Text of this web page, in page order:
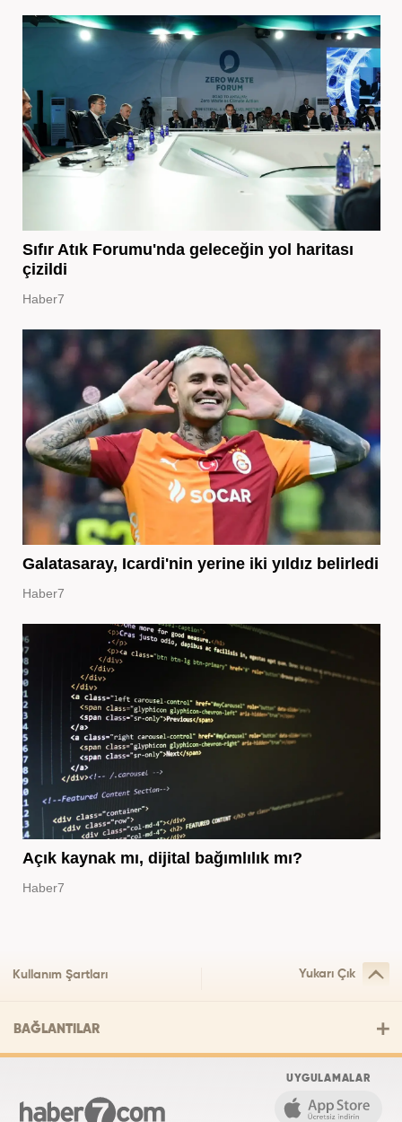
Sıfır Atık Forumu'nda geleceğin yol haritası
çizildi
Haber7
Galatasaray, Icardi'nin yerine iki yıldız belirledi
Haber7
Açık kaynak mı, dijital bağımlılık mı?
Haber7
Kullanım Şartları Yukarı Çık
BAĞLANTILAR
UYGULAMALAR